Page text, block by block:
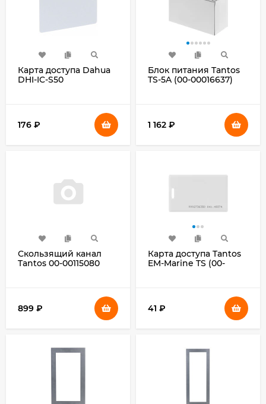
Карта доступа Dahua
DHI-IC-S50
176 ₽
Блок питания Tantos
TS-5A (00-00016637)
1 162 ₽
Скользящий канал
Tantos 00-00115080
899 ₽
Карта доступа Tantos
EM-Marine TS (00-
41 ₽